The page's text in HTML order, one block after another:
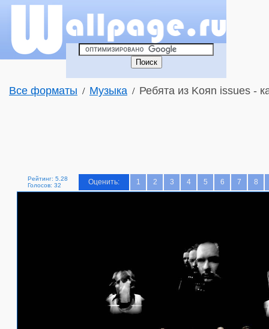
Все форматы / Музыка / Ребята из Koяn issues -
Рейтинг: 5.28
Голосов: 32
Оценить: 1 2 3 4 5 6 7 8